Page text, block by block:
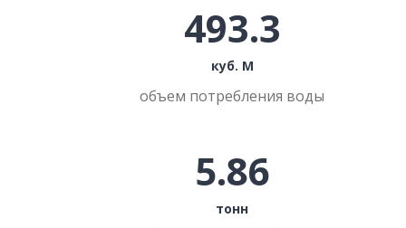
493.3
куб. М
объем потребления воды
5.86
тонн